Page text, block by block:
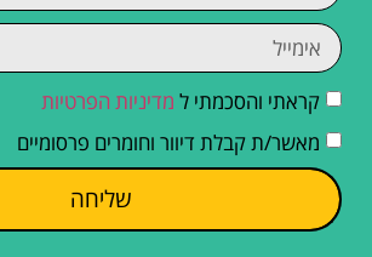
קראתי והסכמתי ל מדיניות הפרטיות
מאשר/ת קבלת דיוור וחומרים פרסומיים
שליחה